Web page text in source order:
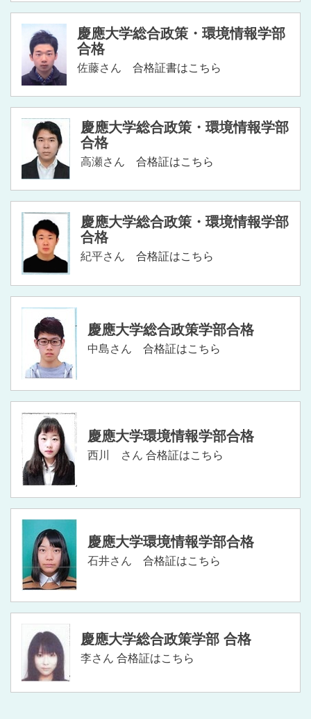
慶應大学総合政策・環境情報学部
合格
佐藤さん 合格証書はこちら
慶應大学総合政策・環境情報学部
合格
高瀬さん 合格証はこちら
慶應大学総合政策・環境情報学部
合格
紀平さん 合格証はこちら
慶應大学総合政策学部合格
中島さん 合格証はこちら
慶應大学環境情報学部合格
西川 さん 合格証はこちら
慶應大学環境情報学部合格
石井さん 合格証はこちら
慶應大学総合政策学部 合格
李さん 合格証はこちら